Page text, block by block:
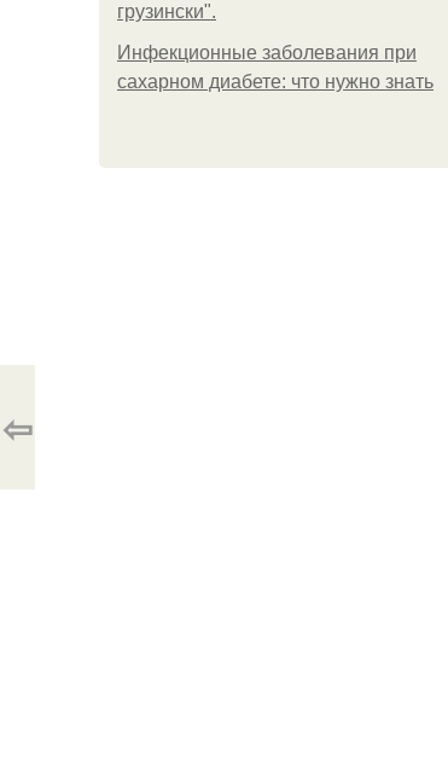
грузински".
Инфекционные заболевания при
сахарном диабете: что нужно знать
⇦